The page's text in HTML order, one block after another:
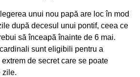
unui nou papă are loc în mod
după decesul unui pontif, ceea ce
să înceapă înainte de 6 mai.
sunt eligibili pentru a
de secret care se poate
zile.